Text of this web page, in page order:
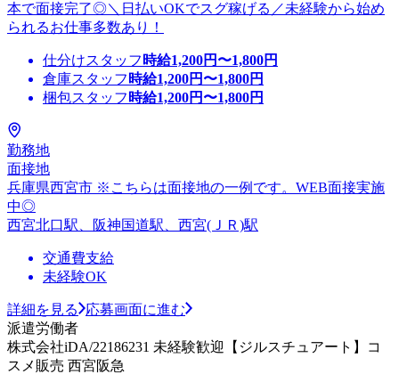
本で面接完了◎＼日払いOKでスグ稼げる／未経験から始め
られるお仕事多数あり！
仕分けスタッフ 時給1,200円〜1,800円
倉庫スタッフ 時給1,200円〜1,800円
梱包スタッフ 時給1,200円〜1,800円
勤務地
面接地
兵庫県西宮市 ※こちらは面接地の一例です。WEB面接実施
中◎
西宮北口駅、阪神国道駅、西宮(ＪＲ)駅
交通費支給
未経験OK
詳細を見る
応募画面に進む
派遣労働者
株式会社iDA/22186231 未経験歓迎【ジルスチュアート】コ
スメ販売 西宮阪急